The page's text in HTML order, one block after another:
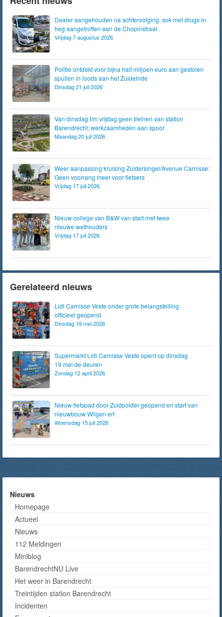
Dealer aangehouden na achtervolging, sok met drugs in
heg aangetroffen aan de Chopinstraat
Vrijdag 7 augustus 2026
Politie ontdekt voor bijna half miljoen euro aan gestolen
spullen in loods aan het Zuideinde
Dinsdag 21 juli 2026
Van dinsdag t/m vrijdag geen treinen van station
Barendrecht; werkzaamheden aan spoor
Maandag 20 juli 2026
Weer aanpassing kruising Zuidersingel/Avenue Carnisse:
Geen voorrang meer voor fietsers
Vrijdag 17 juli 2026
Nieuw college van B&W van start met twee
nieuwe wethouders
Vrijdag 17 juli 2026
Gerelateerd nieuws
Lidl Carnisse Veste onder grote belangstelling
officieel geopend
Dinsdag 19 mei 2026
Supermarkt Lidl Carnisse Veste opent op dinsdag
19 mei de deuren
Zondag 12 april 2026
Nieuw fietspad door Zuidpolder geopend en start van
nieuwbouw Wilgen erf
Woensdag 15 juli 2026
Nieuws
Homepage
Actueel
Nieuws
112 Meldingen
Miniblog
BarendrechtNU Live
Het weer in Barendrecht
Treintijden station Barendrecht
Incidenten